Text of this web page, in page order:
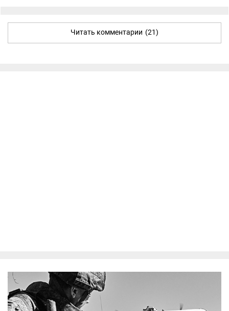
Читать комментарии (21)